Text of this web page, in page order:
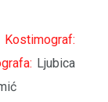
Kostimograf:
Ljubica